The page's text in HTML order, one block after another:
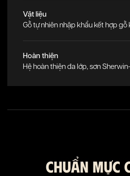
Vật liệu
Gỗ tự nhiên nhập khẩu kết hợp gỗ
Hoàn thiện
Hệ hoàn thiện đa lớp, sơn
CHUẨN MỰC